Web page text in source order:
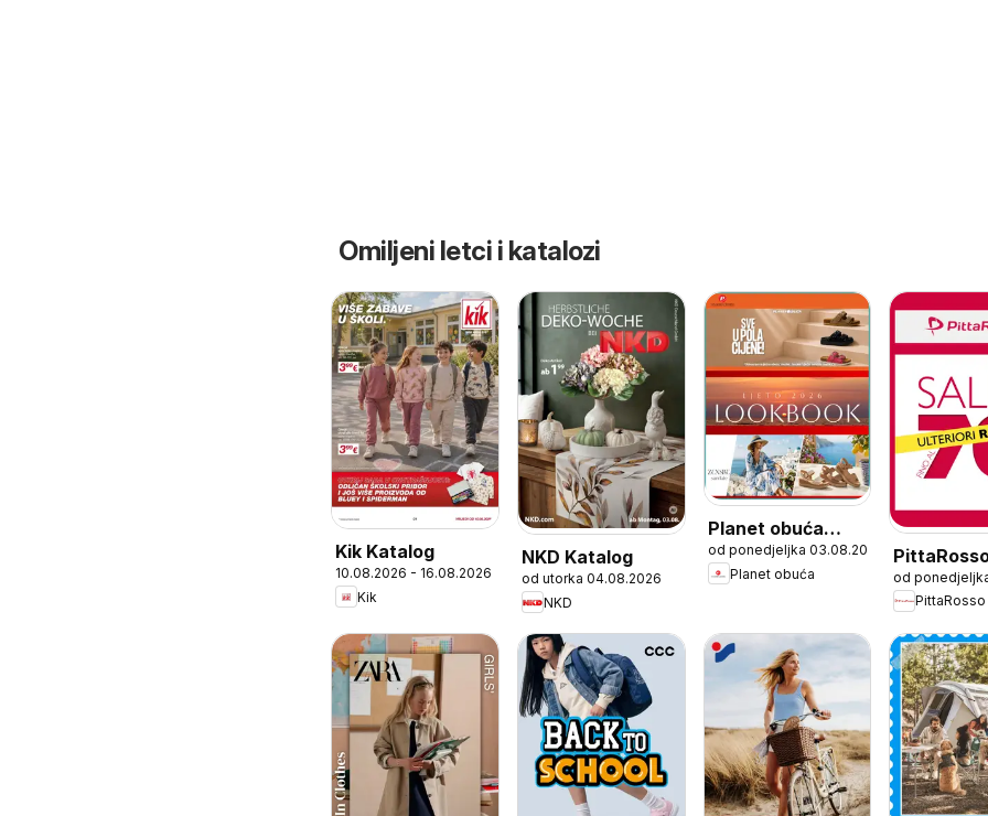
Omiljeni letci i katalozi
Kik Katalog
10.08.2026 - 16.08.2026
Kik
NKD Katalog
od utorka 04.08.2026
NKD
Planet obuća
Katalog
od ponedjeljka 03.08.2026
Planet obuća
Katalog
od
PittaRosso